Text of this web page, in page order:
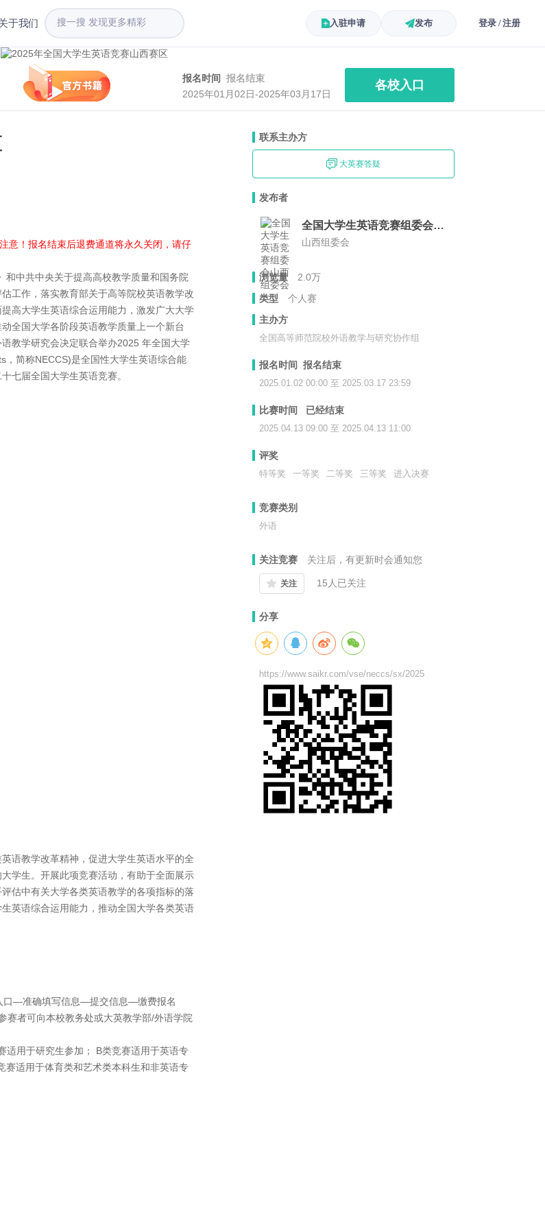
于我们 入驻申请 发布 登录 / 注册
报名时间 报名结束
2025年01月02日-2025年03月17日
各校入口
意！报名结束后退费通道将永久关闭，请仔
中共中央关于提高高校教学质量和国务院
工作，落实教育部关于高等院校英语教学改
高大学生英语综合运用能力，激发广大大学
全国大学各阶段英语教学质量上一个新台
教学研究会决定联合举办2025 年全国大学
简称NECCS)是全国性大学生英语综合能
七届全国大学生英语竞赛。
语教学改革精神，促进大学生英语水平的全
学生。开展此项竞赛活动，有助于全面展示
估中有关大学各类英语教学的各项指标的落
英语综合运用能力，推动全国大学各类英语
口—准确填写信息—提交信息—缴费报名
赛者可向本校教务处或大英教学部/外语学院
适用于研究生参加； B类竞赛适用于英语专
赛适用于体育类和艺术类本科生和非英语专
联系主办方
大英赛答疑
发布者
全国大学生英语竞赛组委会山西组委会
山西组委会
浏览量
2.0万
类型
个人赛
主办方
全国高等师范院校外语教学与研究协作组
报名时间 报名结束
2025.01.02 00:00 至 2025.03.17 23:59
比赛时间 已经结束
2025.04.13 09:00 至 2025.04.13 11:00
评奖
特等奖 一等奖 二等奖 三等奖 进入决赛
竞赛类别
外语
关注竞赛 关注后，有更新时会通知您
关注 15人已关注
分享
https://www.saikr.com/vse/neccs/sx/2025